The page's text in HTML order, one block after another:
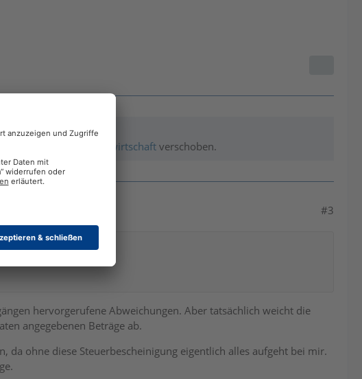
Lohn & Gehalt, Warenwirtschaft verschoben.
#3
hervorgerufene Abweichungen. Aber tatsächlich weicht die
angegebenen Beträge ab.
da ohne diese Steuerbescheinigung eigentlich alles aufgeht bei mir.